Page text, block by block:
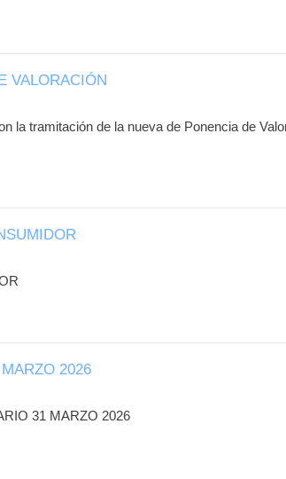
VALORACIÓN
la tramitación de la nueva de Ponencia de
2026
31 MARZO 2026